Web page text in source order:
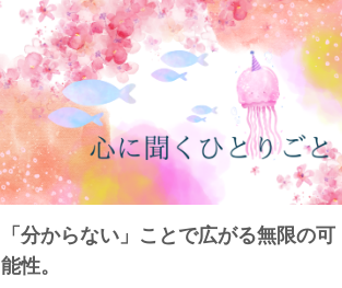
「分からない」ことで広がる無限の可
能性。